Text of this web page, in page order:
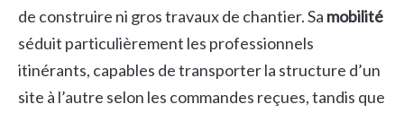
de construire ni gros travaux de chantier. Sa mobilité
séduit particulièrement les professionnels
itinérants, capables de transporter la structure d’un
site à l’autre selon les commandes reçues, tandis que